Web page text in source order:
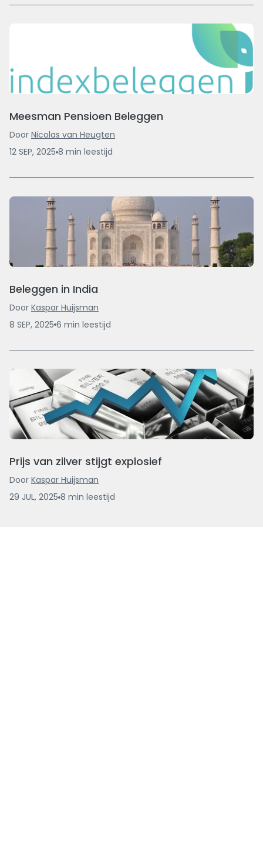
Meesman Pensioen Beleggen
Door Nicolas van Heugten
12 SEP, 2025 8 min leestijd
Beleggen in India
Door Kaspar Huijsman
8 SEP, 2025 6 min leestijd
Prijs van zilver stijgt explosief
Door Kaspar Huijsman
29 JUL, 2025 8 min leestijd